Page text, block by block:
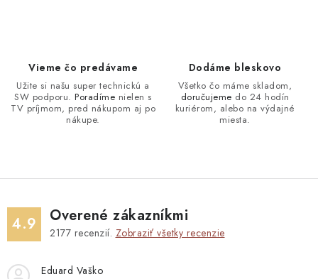
Vieme čo predávame
Užite si našu super technickú a
SW podporu. Poradíme nielen s
TV príjmom, pred nákupom aj po
nákupe.
Dodáme bleskovo
Všetko čo máme skladom,
doručujeme do 24 hodín
kuriérom, alebo na výdajné
miesta.
4.9 Overené zákazníkmi
2177 recenzií. Zobraziť všetky recenzie
Eduard Vaško